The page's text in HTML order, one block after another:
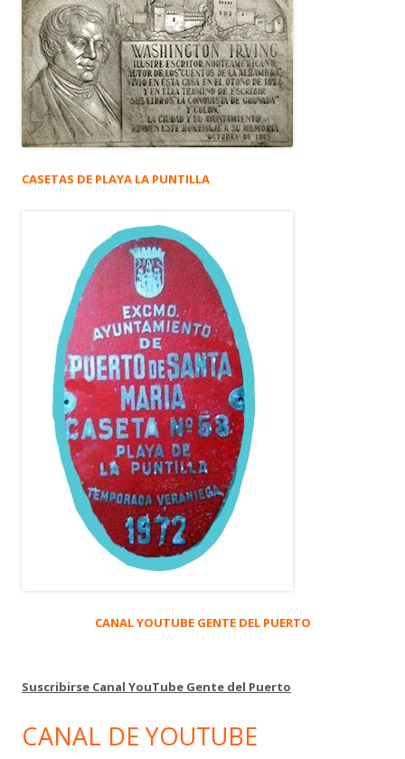
CASETAS DE PLAYA LA PUNTILLA
CANAL YOUTUBE GENTE DEL PUERTO
Suscribirse Canal YouTube Gente del Puerto
CANAL DE YOUTUBE